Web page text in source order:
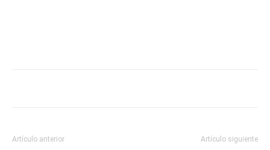
Artículo anterior Artículo siguiente